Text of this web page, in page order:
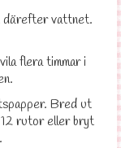
därefter vattnet.
flera timmar i
Bred ut
rutor eller bryt